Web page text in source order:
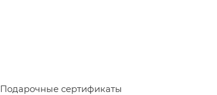
Подарочные сертификаты